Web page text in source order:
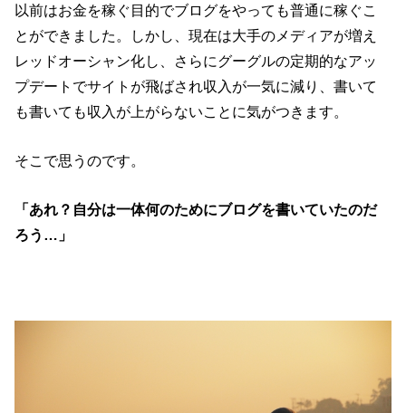
以前はお金を稼ぐ目的でブログをやっても普通に稼ぐこ
とができました。しかし、現在は大手のメディアが増え
レッドオーシャン化し、さらにグーグルの定期的なアッ
プデートでサイトが飛ばされ収入が一気に減り、書いて
も書いても収入が上がらないことに気がつきます。
そこで思うのです。
「あれ？自分は一体何のためにブログを書いていたのだ
ろう…」